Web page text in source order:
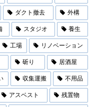
ダクト撤去 外構
スタジオ 養生
工場 リノベーション
斫り 居酒屋
収集運搬 不用品
アスベスト 残置物